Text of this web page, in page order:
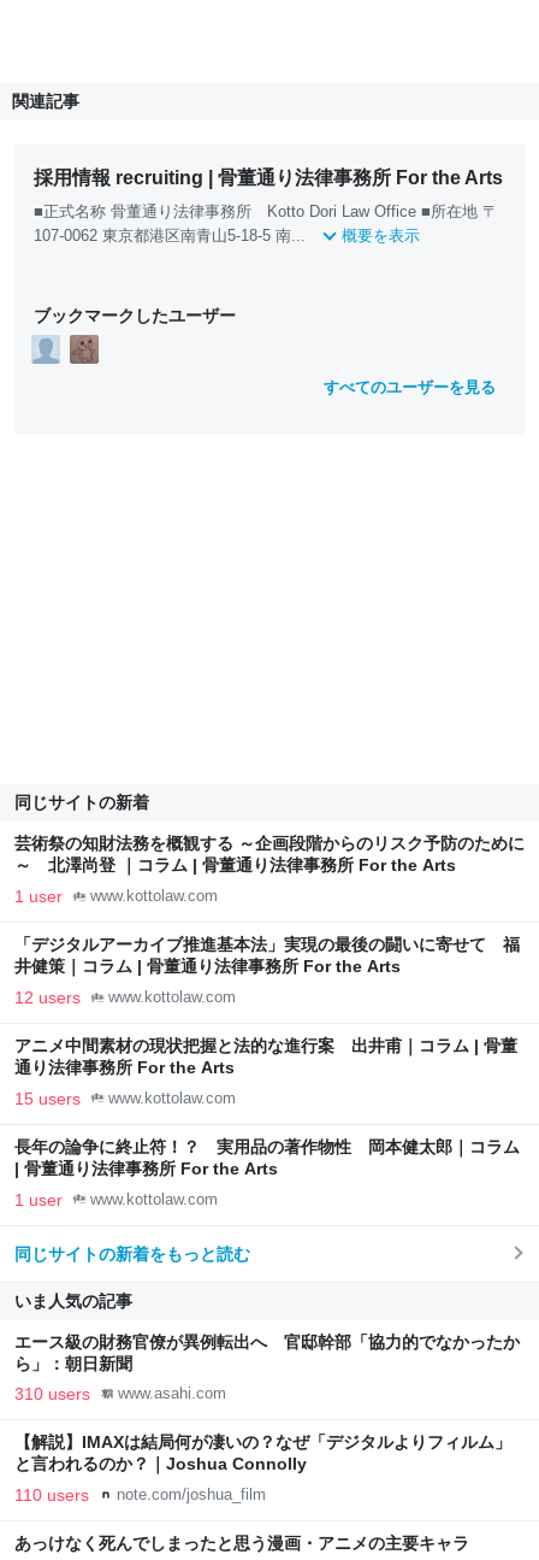
関連記事
採用情報 recruiting | 骨董通り法律事務所 For the Arts
■正式名称 骨董通り法律事務所 Kotto Dori Law Office ■所在地 〒
107-0062 東京都港区南青山5-18-5 南...
概要を表示
ブックマークしたユーザー
すべてのユーザーを見る
同じサイトの新着
芸術祭の知財法務を概観する ～企画段階からのリスク予防のために
～ 北澤尚登 ｜コラム | 骨董通り法律事務所 For the Arts
1 user www.kottolaw.com
「デジタルアーカイブ推進基本法」実現の最後の闘いに寄せて 福
井健策｜コラム | 骨董通り法律事務所 For the Arts
12 users www.kottolaw.com
アニメ中間素材の現状把握と法的な進行案 出井甫｜コラム | 骨董
通り法律事務所 For the Arts
15 users www.kottolaw.com
長年の論争に終止符！？ 実用品の著作物性 岡本健太郎｜コラム
| 骨董通り法律事務所 For the Arts
1 user www.kottolaw.com
同じサイトの新着をもっと読む
いま人気の記事
エース級の財務官僚が異例転出へ 官邸幹部「協力的でなかったか
ら」：朝日新聞
310 users www.asahi.com
【解説】IMAXは結局何が凄いの？なぜ「デジタルよりフィルム」
と言われるのか？｜Joshua Connolly
110 users note.com/joshua_film
あっけなく死んでしまったと思う漫画・アニメの主要キャラ